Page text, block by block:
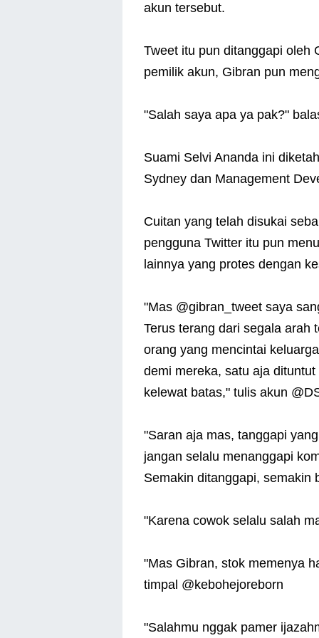
akun tersebut.
Tweet itu pun ditanggapi oleh
pemilik akun, Gibran pun
"Salah saya apa ya pak?"
Suami Selvi Ananda ini
Sydney dan Management
Cuitan yang telah disukai
pengguna Twitter itu pun
lainnya yang protes dengan
"Mas @gibran_tweet saya
Terus terang dari segala arah
orang yang mencintai
demi mereka, satu aja
kelewat batas," tulis akun
"Saran aja mas, tanggapi
jangan selalu menanggapi
Semakin ditanggapi,
"Karena cowok selalu salah
"Mas Gibran, stok memenya
timpal @kebohejoreborn
"Salahmu nggak pamer